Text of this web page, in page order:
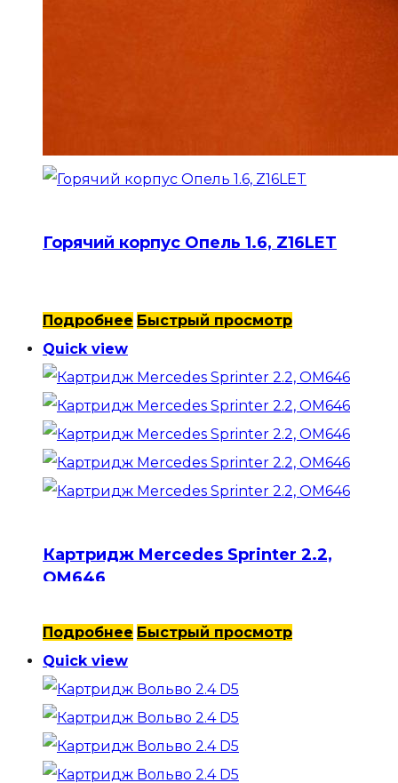
Горячий корпус Опель 1.6, Z16LET
Подробнее Быстрый просмотр
Quick view
Картридж Mercedes Sprinter 2.2,
OM646
Подробнее Быстрый просмотр
Quick view